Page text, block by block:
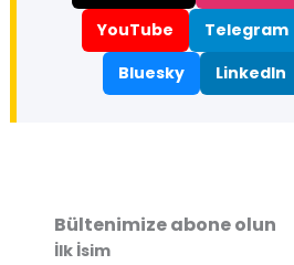
YouTube
Telegram
Bluesky
LinkedIn
Bültenimize abone olun
İlk İsim